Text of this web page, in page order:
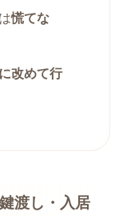
慌てな
改めて行
渡し・入居